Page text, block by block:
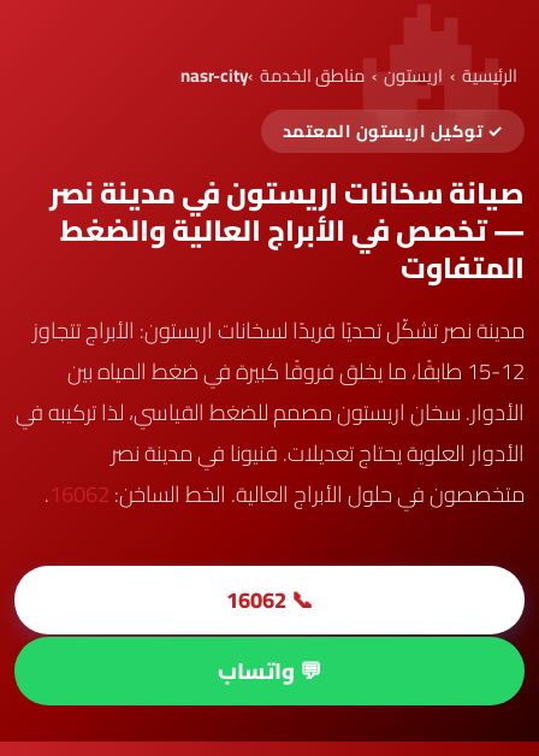
الرئيسية › اريستون › مناطق الخدمة ›
nasr-city
✓ توكيل اريستون المعتمد
صيانة سخانات اريستون في مدينة نصر
— تخصص في الأبراج العالية والضغط
المتفاوت
مدينة نصر تشكّل تحديًا فريدًا لسخانات اريستون: الأبراج تتجاوز
12-15 طابقًا، ما يخلق فروقًا كبيرة في ضغط المياه بين
الأدوار. سخان اريستون مصمم للضغط القياسي، لذا تركيبه في
الأدوار العلوية يحتاج تعديلات. فنيونا في مدينة نصر
متخصصون في حلول الأبراج العالية. الخط الساخن:16062
.
📞 16062
💬 واتساب